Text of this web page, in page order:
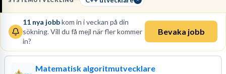
distribuerade team.
Läs mer om yrket:
Löneguide Utbildningsguide
11 nya jobbkom in i veckan på din
sökning. Vill du få mejl när fler kommer
in?
Bevaka jobb
Matematisk algoritmutvecklare